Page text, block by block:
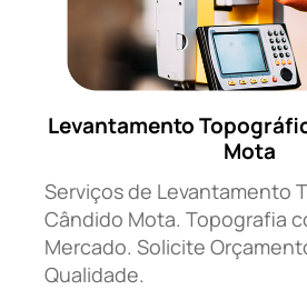
Levantamento
Mota
Serviços de Levantamento
Cândido Mota. Topografia
Mercado. Solicite
Qualidade.